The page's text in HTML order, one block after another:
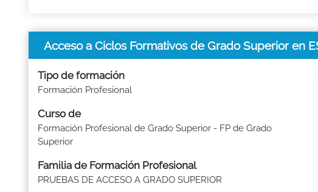
Acceso a Ciclos Formativos de Grado Superior en
Tipo de formación
Formación Profesional
Curso de
Formación Profesional de Grado Superior - FP de Grado
Superior
Familia de Formación Profesional
PRUEBAS DE ACCESO A GRADO SUPERIOR